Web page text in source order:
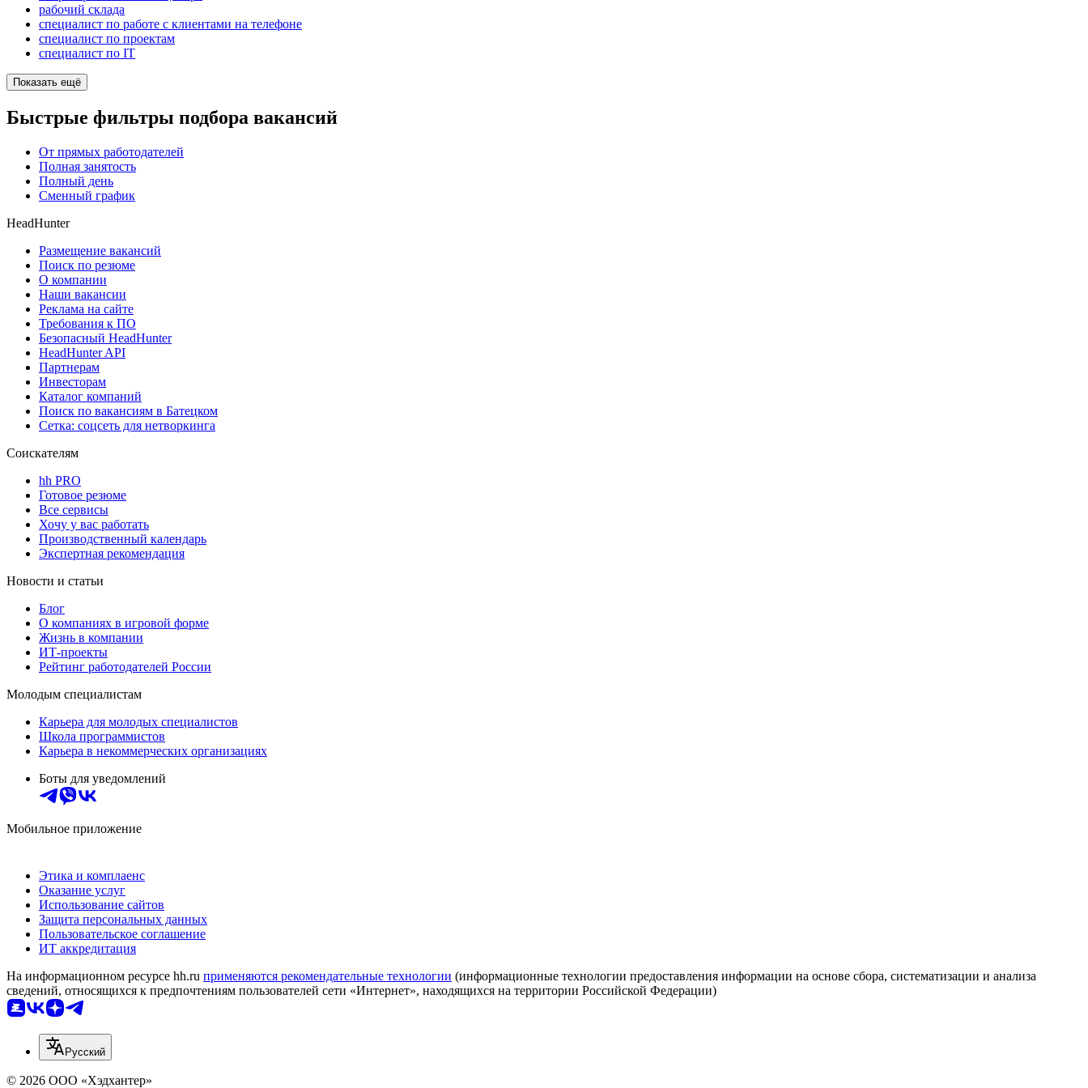
рабочий склада
специалист по работе с клиентами на телефоне
специалист по проектам
специалист по IT
Показать ещё
Быстрые фильтры подбора вакансий
От прямых работодателей
Полная занятость
Полный день
Сменный график
HeadHunter
Размещение вакансий
Поиск по резюме
О компании
Наши вакансии
Реклама на сайте
Требования к ПО
Безопасный HeadHunter
HeadHunter API
Партнерам
Инвесторам
Каталог компаний
Поиск по вакансиям в Батецком
Сетка: соцсеть для нетворкинга
Соискателям
hh PRO
Готовое резюме
Все сервисы
Хочу у вас работать
Производственный календарь
Экспертная рекомендация
Новости и статьи
Блог
О компаниях в игровой форме
Жизнь в компании
ИТ-проекты
Рейтинг работодателей России
Молодым специалистам
Карьера для молодых специалистов
Школа программистов
Карьера в некоммерческих организациях
Боты для уведомлений
Мобильное приложение
Этика и комплаенс
Оказание услуг
Использование сайтов
Защита персональных данных
Пользовательское соглашение
ИТ аккредитация
На информационном ресурсе hh.ru применяются рекомендательные технологии (информационные технологии предоставления информации на основе сбора, систематизации и анализа
сведений, относящихся к предпочтениям пользователей сети «Интернет», находящихся на территории Российской Федерации)
Русский
© 2026 ООО «Хэдхантер»